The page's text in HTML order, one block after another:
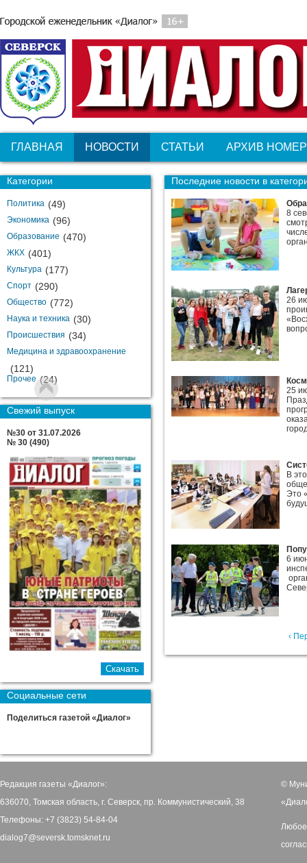
ГЛАВНАЯ НОВОСТИ СТАТЬИ АРХИВ
Категории
Политика (49)
Экономика (96)
Образование (470)
ЖКХ (401)
Культура (177)
Спорт (290)
Общество (772)
Наука и техника (30)
Происшествия (34)
Медицина и здравоохранение
(121)
Прочее (24)
Свежий выпуск
№30 от 31.07.2026
№ 30 (490)
Социальные сети
Поделиться газетой «Диалог»
Последние новости в
8
26
25
В
Это
6
‹
Редакция газеты «Диалог»:
636070, Томская область, г. Северск, пр. Коммунистический, 38
Телефоны: +7 (3823) 54-84-04
dialog7@seversk.tomsknet.ru
©
Любое